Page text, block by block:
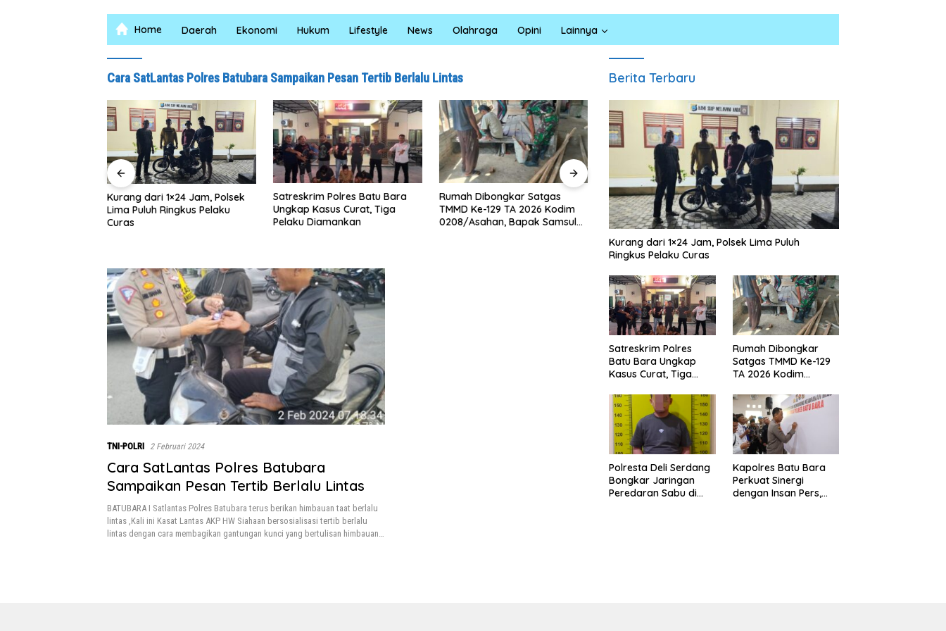
Home Daerah Ekonomi Hukum Lifestyle News Olahraga Opini Lainnya
Cara SatLantas Polres Batubara Sampaikan Pesan Tertib Berlalu Lintas
Satreskrim Polres Batu Bara
Ungkap Kasus Curat, Tiga
Pelaku Diamankan
Rumah Dibongkar Satgas
TMMD Ke-129 TA 2026 Kodim
0208/Asahan, Bapak Samsul
Polresta Deli Serdang Bongkar
Jaringan Peredaran Sabu di
Pagar Merbau, Dua Pengedar
Kapolres Batu Bara Perkuat
Sinergi dengan Insan Pers,
Bangun Komunikasi untuk
Hampir 2 Kilogram Sabu di
Musnahkan, Baguan Komitmen
Polres Batubar Berantas
Peredaran Narkotika
TNI-POLRI 2 Februari 2024
Cara SatLantas Polres Batubara
Sampaikan Pesan Tertib Berlalu Lintas
BATUBARA I Satlantas Polres Batubara terus berikan himbauan taat berlalu
lintas ,Kali ini Kasat Lantas AKP HW Siahaan bersosialisasi tertib berlalu
lintas dengan cara membagikan gantungan kunci yang bertulisan himbauan…
Berita Terbaru
Kurang dari 1×24 Jam, Polsek Lima Puluh
Ringkus Pelaku Curas
Satreskrim Polres
Batu Bara Ungkap
Kasus Curat, Tiga
Rumah Dibongkar
Satgas TMMD Ke-129
TA 2026 Kodim
Samsul Bahri Bahagia
Impiannya Miliki
Rumah Layak Huni
Segera Terwujud
Polresta Deli Serdang
Bongkar Jaringan
Peredaran Sabu di
Kapolres Batu Bara
Perkuat Sinergi
dengan Insan Pers,